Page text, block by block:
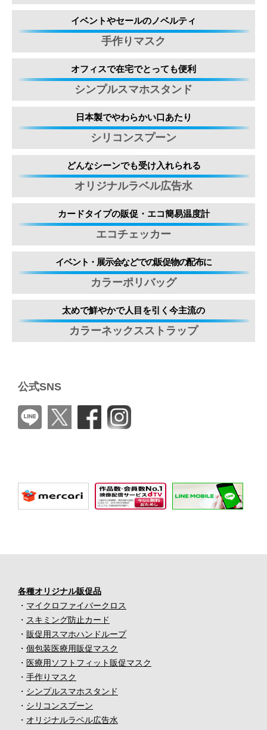
イベントやセールのノベルティ
手作りマスク
オフィスで在宅でとっても便利
シンプルスマホスタンド
日本製でやわらかい口あたり
シリコンスプーン
どんなシーンでも受け入れられる
オリジナルラベル広告水
カードタイプの販促・エコ簡易温度計
エコチェッカー
イベント・展示会などでの販促物の配布に
カラーポリバッグ
太めで鮮やかで人目を引く今主流の
カラーネックスストラップ
公式SNS
各種オリジナル販促品
・ マイクロファイバークロス
・ スキミング防止カード
・ 販促用スマホハンドループ
・ 個包装医療用販促マスク
・ 医療用ソフトフィット販促マスク
・ 手作りマスク
・ シンプルスマホスタンド
・ シリコンスプーン
・ オリジナルラベル広告水